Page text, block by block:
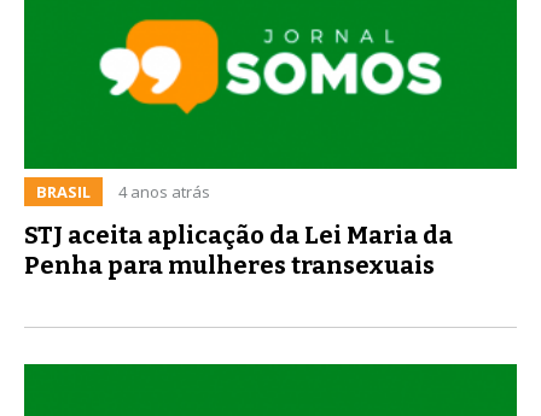
BRASIL 4 anos atrás
STJ aceita aplicação da Lei Maria da
Penha para mulheres transexuais